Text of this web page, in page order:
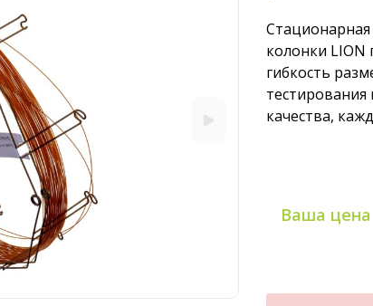
колонки
гибкость
качества,
Ваша цена